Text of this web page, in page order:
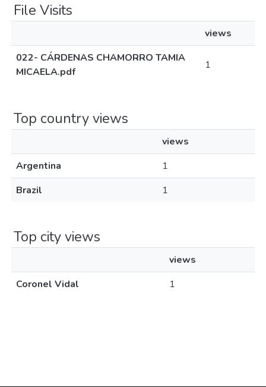
File Visits
views
022- CÁRDENAS CHAMORRO TAMIA
MICAELA.pdf
1
Top country views
views
Argentina
1
Brazil
1
Top city views
views
Coronel Vidal
1